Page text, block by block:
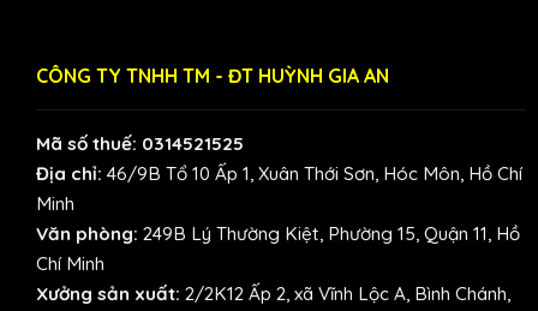
CÔNG TY TNHH TM - ĐT HUỲNH GIA AN
Mã số thuế: 0314521525
Địa chỉ: 46/9B Tổ 10 Ấp 1, Xuân Thới Sơn, Hóc Môn, Hồ Chí
Minh
Văn phòng: 249B Lý Thường Kiệt, Phường 15, Quận 11, Hồ
Chí Minh
Xưởng sản xuất: 2/2K12 Ấp 2, xã Vĩnh Lộc A, Bình Chánh,